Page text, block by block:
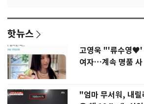
핫뉴스
고영욱 "'류수영♥'
여자…계속 명품
"엄마 무서워, 내